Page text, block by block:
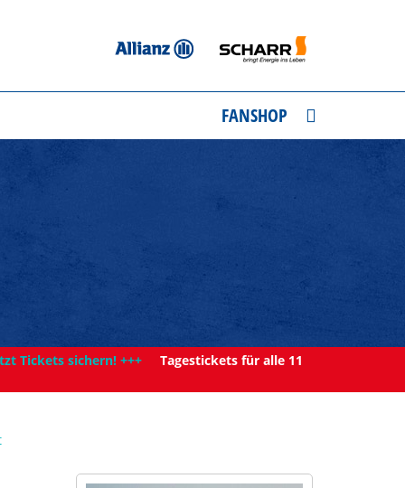
FANSHOP
Tickets sichern! +++ Tagestickets für alle 11